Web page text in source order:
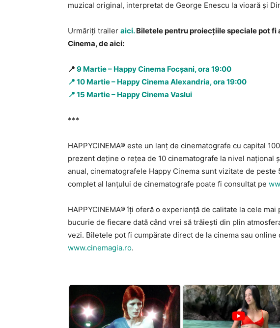
muzical original, interpretat de George Enescu la vioară și
Urmăriți trailer aici.Biletele pentru proiecțiile speciale pot fi
Cinema, de aici:
📍 9 Martie – Happy Cinema Focșani, ora 19:00
📍 10 Martie – Happy Cinema Alexandria, ora 19:00
📍 15 Martie – Happy Cinema Vaslui
***
HAPPYCINEMA® este un lanț de cinematografe cu capital
prezent deține o rețea de 10 cinematografe la nivel național
anual, cinematografele Happy Cinema sunt vizitate de
complet al lanțului de cinematografe poate fi consultat pe
HAPPYCINEMA® îți oferă o experiență de calitate la cele
bucurie de fiecare dată când vrei să trăiești din plin
vezi. Biletele pot fi cumpărate direct de la cinema sau online
www.cinemagia.ro.